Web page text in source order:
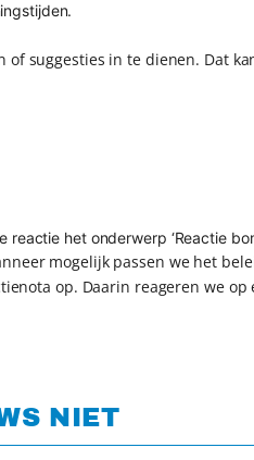
suggesties in te dienen. Dat
het onderwerp ‘Reactie
mogelijk passen we het
op. Daarin reageren we op
NIET